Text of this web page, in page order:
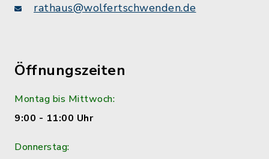
rathaus@wolfertschwenden.de
Öffnungszeiten
Montag bis Mittwoch:
9:00 - 11:00 Uhr
Donnerstag: